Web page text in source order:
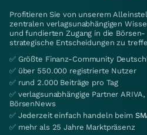
Profitieren Sie von unserem
zentralen verlagsunabhängigen
und fundierten Zugang in die
strategische Entscheidungen zu
✅ Größte Finanz-Community
✅ über 550.000 registrierte Nutzer
✅ rund 2.000 Beiträge pro Tag
✅ verlagsunabhängige Partner
BörsenNews
✅ Jederzeit einfach handeln beim
✅ mehr als 25 Jahre Marktpräsenz